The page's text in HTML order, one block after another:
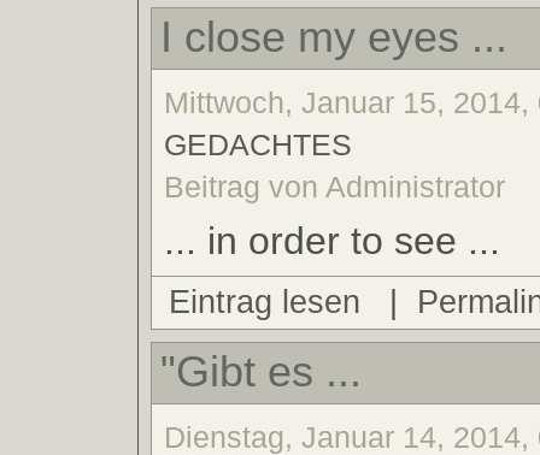
I close my eyes ...
Mittwoch, Januar 15, 2014,
GEDACHTES
Beitrag von Administrator
... in order to see ...
Eintrag lesen |
"Gibt es ...
Dienstag, Januar 14,